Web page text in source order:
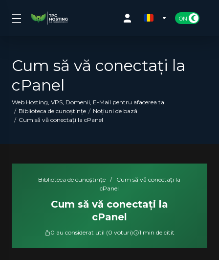
Cum să vă conectați la
cPanel
Web Hosting, VPS, Domenii, E-Mail pentru afacerea ta!
Biblioteca de cunoștințe
Noțiuni de bază
Cum să vă conectați la cPanel
Biblioteca de cunoștințe /
Cum să vă conectați la
cPanel
Cum să vă conectați la
cPanel
0 au considerat util (0 voturi) 1 min de citit